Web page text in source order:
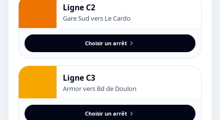
Ligne C2
Gare Sud vers Le Cardo
Choisir un arrêt
Ligne C3
Armor vers Bd de Doulon
Choisir un arrêt